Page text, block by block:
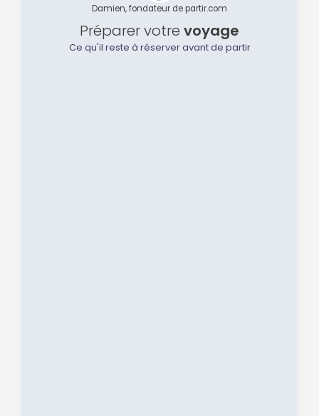
Damien, fondateur de partir.com
Préparer votre voyage
Ce qu'il reste à réserver avant de partir